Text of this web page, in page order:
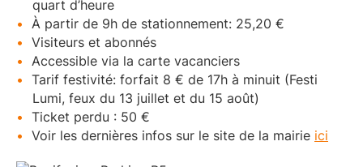
quart d’heure
À partir de 9h de stationnement: 25,20 €
Visiteurs et abonnés
Accessible via la carte vacanciers
Tarif festivité: forfait 8 € de 17h à minuit (Festi
Lumi, feux du 13 juillet et du 15 août)
Ticket perdu : 50 €
Voir les dernières infos sur le site de la mairie ici